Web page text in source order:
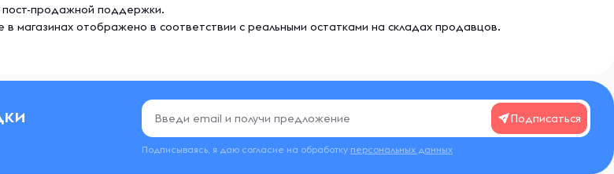
пост-продажной поддержки.
магазинах отображено в соответствии с реальными остатками на складах продавцов.
Подписаться
Подписываясь, я даю согласие на обработку персональных данных